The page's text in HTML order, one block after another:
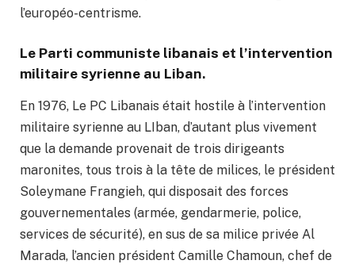
l’européo-centrisme.
Le Parti communiste libanais et l’intervention
militaire syrienne au Liban.
En 1976, Le PC Libanais était hostile à l’intervention
militaire syrienne au LIban, d’autant plus vivement
que la demande provenait de trois dirigeants
maronites, tous trois à la tête de milices, le président
Soleymane Frangieh, qui disposait des forces
gouvernementales (armée, gendarmerie, police,
services de sécurité), en sus de sa milice privée Al
Marada, l’ancien président Camille Chamoun, chef de